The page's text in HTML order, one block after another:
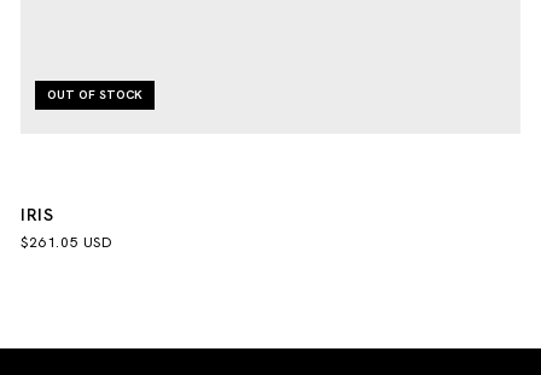
OUT OF STOCK
IRIS
$261.05 USD